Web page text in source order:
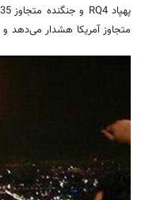
متجاوز آمریکا هشدار می‌دهد